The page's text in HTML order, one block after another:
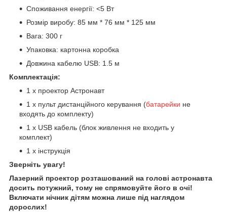
Споживання енергії: <5 Вт
Розмір виробу: 85 мм * 76 мм * 125 мм
Вага: 300 г
Упаковка: картонна коробка
Довжина кабелю USB: 1.5 м
Комплектація:
1 х проектор Астронавт
1 х пульт дистанційного керування (батарейки не
входять до комплекту)
1 х USB кабель (блок живлення не входить у
комплект)
1 х інструкція
Зверніть увагу!
Лазерний проектор розташований на голові астронавта
досить потужний, тому не спрямовуйте його в очі!
Включати нічник дітям можна лише під наглядом
дорослих!